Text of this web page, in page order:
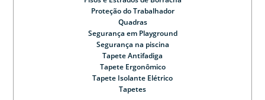
Proteção do Trabalhador
Quadras
Segurança em Playground
Segurança na piscina
Tapete Antifadiga
Tapete Ergonômico
Tapete Isolante Elétrico
Tapetes